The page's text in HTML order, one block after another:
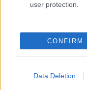
user protection.
CONFIRM
Data Deletion